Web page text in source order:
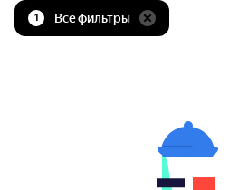
1 Все фильтры